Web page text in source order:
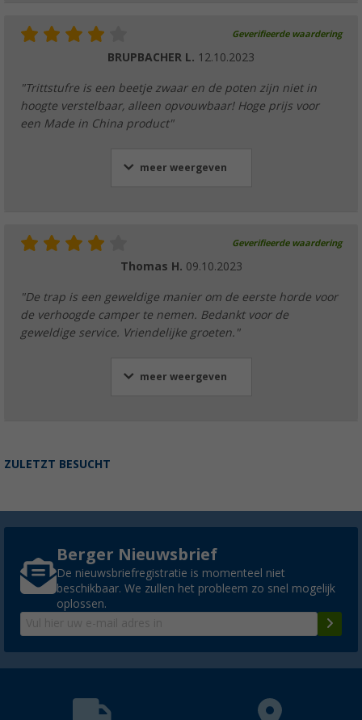
Geverifieerde waardering
BRUPBACHER L. 12.10.2023
"Trittstufre is een beetje zwaar en de poten zijn niet in
hoogte verstelbaar, alleen opvouwbaar! Hoge prijs voor
een Made in China product"
meer weergeven
Geverifieerde waardering
Thomas H. 09.10.2023
"De trap is een geweldige manier om de eerste horde voor
de verhoogde camper te nemen. Bedankt voor de
geweldige service. Vriendelijke groeten."
meer weergeven
ZULETZT BESUCHT
Berger Nieuwsbrief
De nieuwsbriefregistratie is momenteel niet
beschikbaar. We zullen het probleem zo snel mogelijk
oplossen.